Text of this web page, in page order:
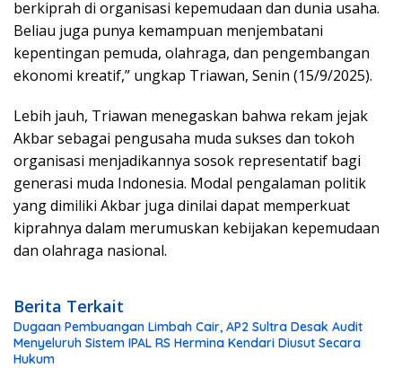
berkiprah di organisasi kepemudaan dan dunia usaha.
Beliau juga punya kemampuan menjembatani
kepentingan pemuda, olahraga, dan pengembangan
ekonomi kreatif,” ungkap Triawan, Senin (15/9/2025).
Lebih jauh, Triawan menegaskan bahwa rekam jejak
Akbar sebagai pengusaha muda sukses dan tokoh
organisasi menjadikannya sosok representatif bagi
generasi muda Indonesia. Modal pengalaman politik
yang dimiliki Akbar juga dinilai dapat memperkuat
kiprahnya dalam merumuskan kebijakan kepemudaan
dan olahraga nasional.
Berita Terkait
Dugaan Pembuangan Limbah Cair, AP2 Sultra Desak Audit
Menyeluruh Sistem IPAL RS Hermina Kendari Diusut Secara
Hukum